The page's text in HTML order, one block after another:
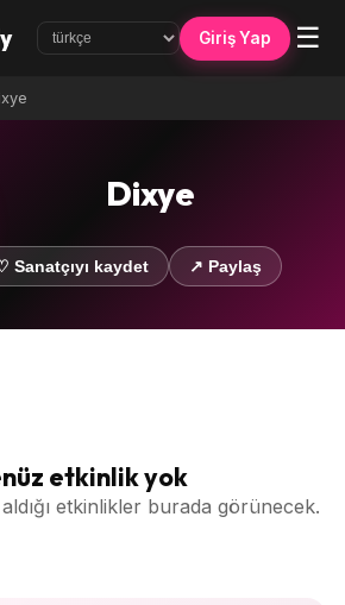
Giriş Yap ☰
Dixye
Sanatçıyı kaydet ↗ Paylaş
etkinlik yok
etkinlikler burada görünecek.